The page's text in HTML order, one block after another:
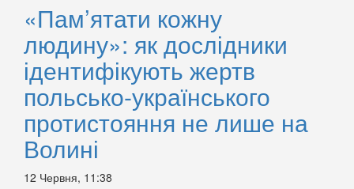
«Пам’ятати кожну
людину»: як дослідники
ідентифікують жертв
польсько-українського
протистояння не лише на
Волині
12 Червня, 11:38